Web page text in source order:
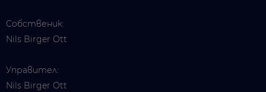
Собственик:
Nils Birger Ott
Управител:
Nils Birger Ott